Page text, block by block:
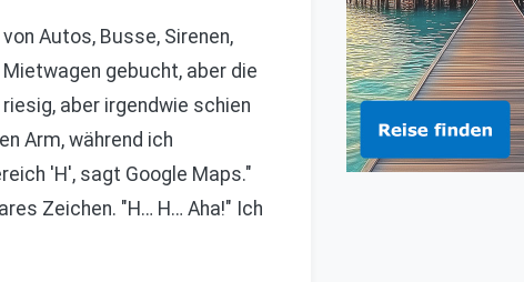
Autos, Busse, Sirenen,
gebucht, aber die
aber irgendwie schien
Arm, während ich
'H', sagt Google Maps."
Zeichen. "H… H… Aha!" Ich